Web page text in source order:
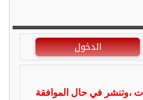
الدخول
،وتنشر في حال الموافقة